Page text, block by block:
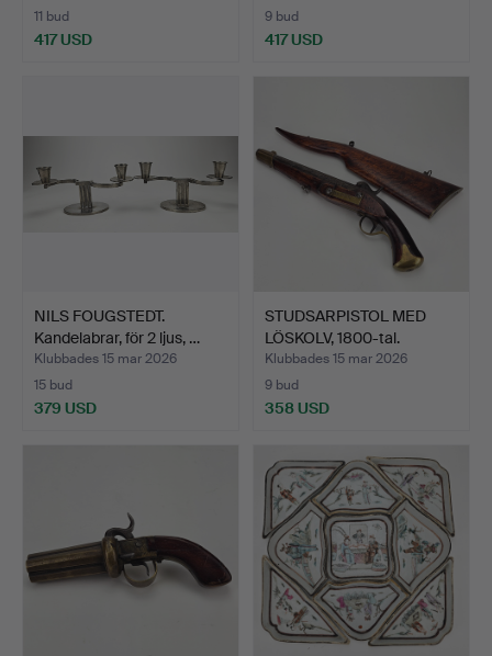
11 bud
417 USD
9 bud
417 USD
NILS FOUGSTEDT.
Kandelabrar, för 2 ljus, …
Klubbades 15 mar 2026
15 bud
379 USD
STUDSARPISTOL MED
LÖSKOLV, 1800-tal.
Klubbades 15 mar 2026
9 bud
358 USD